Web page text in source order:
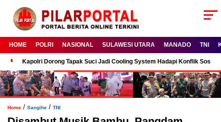
HOME POLRI NASIONAL SULAWESI UTARA MANADO TNI
Kapolri Dorong Tapak Suci Jadi Cooling System Hadapi Konflik Sosial
Home / Sangihe / TNI